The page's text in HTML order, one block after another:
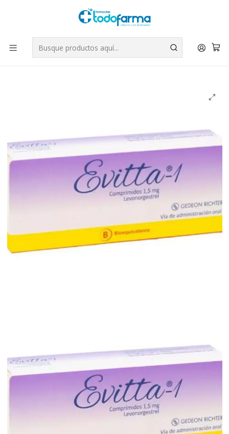
Tus compras tienen envío GRATIS por Rappi - Atención exclusiva
para Chile | WhatsApp +56
Leer más
Inicio Medicamentos
Evitta-1 (B) Levonorgestrel 1,5 mg 1 Comprimido.